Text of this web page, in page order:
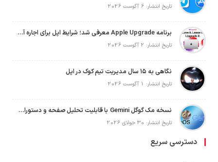
تاریخ انتشار: 6 آگوست 2026
برنامه Apple Upgrade معرفی شد؛ شرایط اپل برای اجاره آیفون، آیپد، مک و اپل واچ
تاریخ انتشار: 2 آگوست 2026
نگاهی به ۱۵ سال مدیریت تیم کوک در اپل
تاریخ انتشار: 1 آگوست 2026
نسخه مک گوگل Gemini با قابلیت تحلیل صفحه و دستورات صوتی در به‌روزرسانی جدید
تاریخ انتشار: 30 جولای 2026
دسترسی سریع